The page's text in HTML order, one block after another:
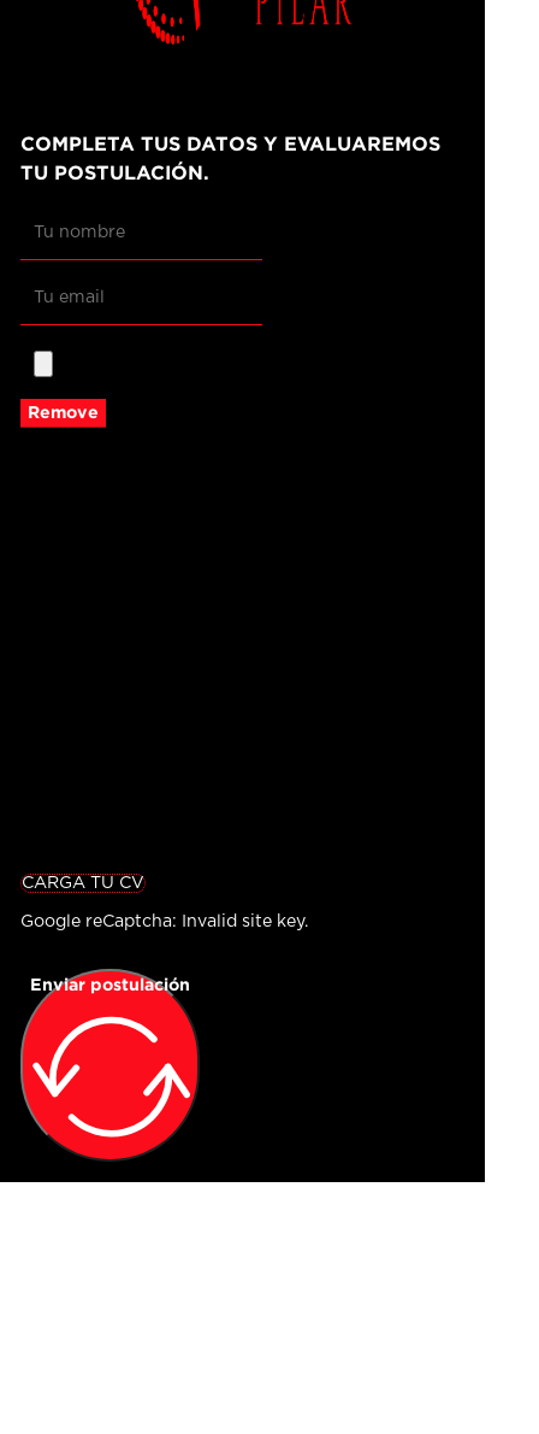
COMPLETA TUS DATOS Y EVALUAREMOS
TU POSTULACIÓN.
Remove
CARGA TU CV
Google reCaptcha: Invalid site key.
Enviar postulación